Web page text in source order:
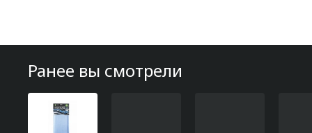
Ранее вы смотрели